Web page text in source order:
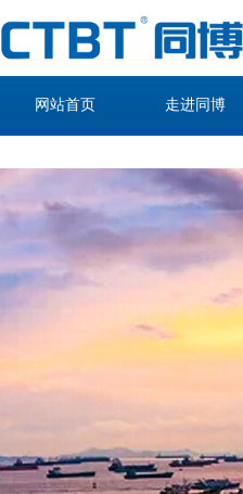
网站首页 走进同博